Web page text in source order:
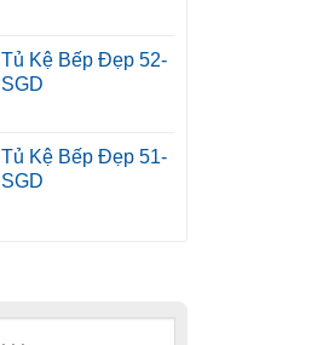
Tủ Kệ Bếp Đẹp 52-
SGD
Tủ Kệ Bếp Đẹp 51-
SGD